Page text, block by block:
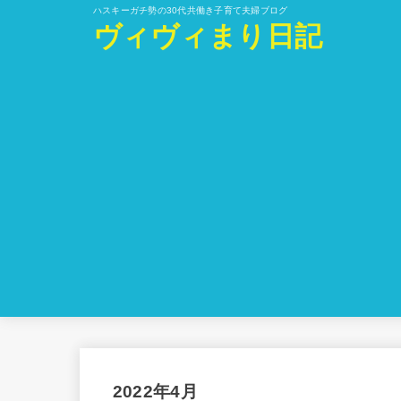
ハスキーガチ勢の30代共働き子育て夫婦ブログ
ヴィヴィまり日記
2022年4月